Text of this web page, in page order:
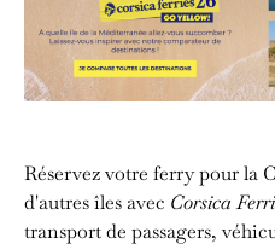
Réservez votre ferry pour la
d'autres îles avec Corsica
transport de passagers,